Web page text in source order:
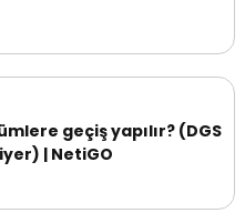
geçiş yapılır? (DGS
| NetiGO